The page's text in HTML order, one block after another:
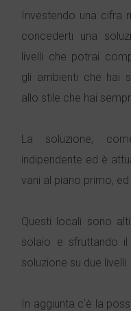
Investendo una cifra
concederti una
livelli che potrai
gli ambienti che hai
allo stile che hai
La soluzione,
indipendente ed è
vani al piano primo,
Questi locali sono
solaio e sfruttando
soluzione su due livelli.
In aggiunta c'è la